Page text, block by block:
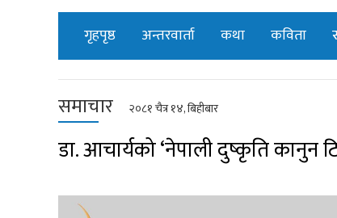
गृहपृष्ठ अन्तरवार्ता कथा कविता
समाचार २०८१ चैत्र १४, बिहीबार
डा. आचार्यको ‘नेपाली दुष्कृति कानुन